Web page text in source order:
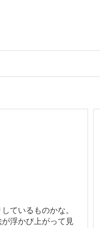
ているものかな。
浮かび上がって見